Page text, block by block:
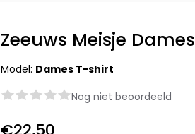
Zeeuws Meisje Dames
Model: Dames T-shirt
Nog niet beoordeeld